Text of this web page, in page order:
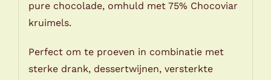
pure chocolade, omhuld met 75% Chocoviar
kruimels.
Perfect om te proeven in combinatie met
sterke drank, dessertwijnen, versterkte